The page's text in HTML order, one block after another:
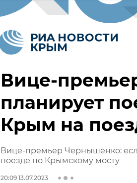
Вице-
планирует
Крым на
Вице-премьер Чернышенко:
поезде по Крымскому мосту
20:09 13.07.2023